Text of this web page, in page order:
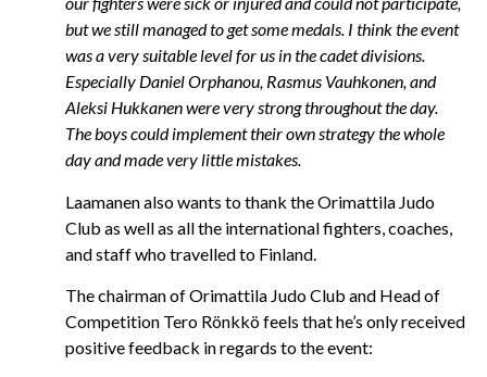
but we still managed to get some medals. I think the event
was a very suitable level for us in the cadet divisions.
Especially Daniel Orphanou, Rasmus Vauhkonen, and
Aleksi Hukkanen were very strong throughout the day.
The boys could implement their own strategy the whole
day and made very little mistakes.
Laamanen also wants to thank the Orimattila Judo
Club as well as all the international fighters, coaches,
and staff who travelled to Finland.
The chairman of Orimattila Judo Club and Head of
Competition Tero Rönkkö feels that he’s only received
positive feedback in regards to the event: